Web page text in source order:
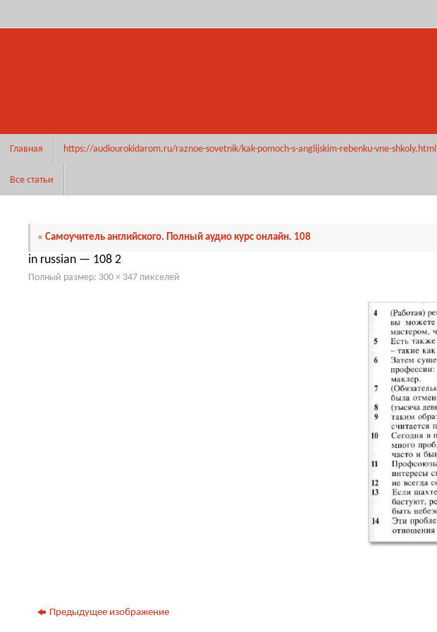
к
Главная https://audiourokidarom.ru/raznoe-sovetnik/kak-pomoch-s-anglijskim-rebenku-vne-shkoly.html
Все статьи
« Самоучитель английского. Полный аудио курс онлайн. 108
in russian — 108 2
Полный размер: 300 × 347 пикселей
Предыдущее изображение